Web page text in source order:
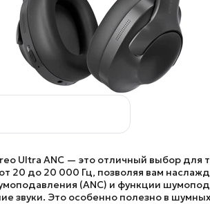
Ultra ANC — это отличный выбор для
от 20 до 20 000 Гц, позволяя вам
(ANC) и функции
звуки. Это особенно полезно в